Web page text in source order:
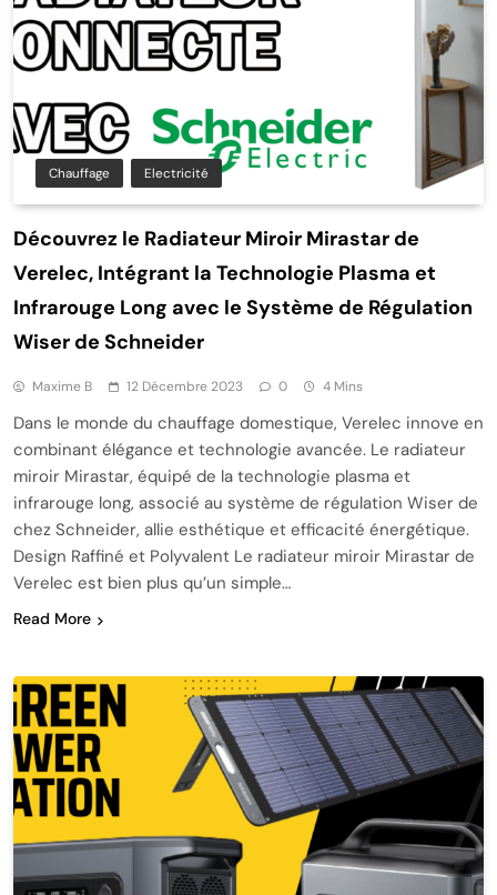
Chauffage Electricité
Découvrez le Radiateur Miroir Mirastar de
Verelec, Intégrant la Technologie Plasma et
Infrarouge Long avec le Système de Régulation
Wiser de Schneider
Maxime B 12 Décembre 2023 0 4 Mins
Dans le monde du chauffage domestique, Verelec innove en
combinant élégance et technologie avancée. Le radiateur
miroir Mirastar, équipé de la technologie plasma et
infrarouge long, associé au système de régulation Wiser de
chez Schneider, allie esthétique et efficacité énergétique.
Design Raffiné et Polyvalent Le radiateur miroir Mirastar de
Verelec est bien plus qu’un simple…
Read More